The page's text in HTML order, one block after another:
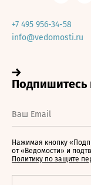
+7 495 956-34-58
info@vedomosti.ru
Нажимая кнопку
от «Ведомости» и
Политику по защите